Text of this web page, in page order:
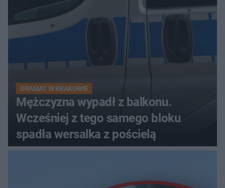
DRAMAT W KRAKOWIE
Mężczyzna wypadł z balkonu.
Wcześniej z tego samego bloku
spadła wersalka z pościelą